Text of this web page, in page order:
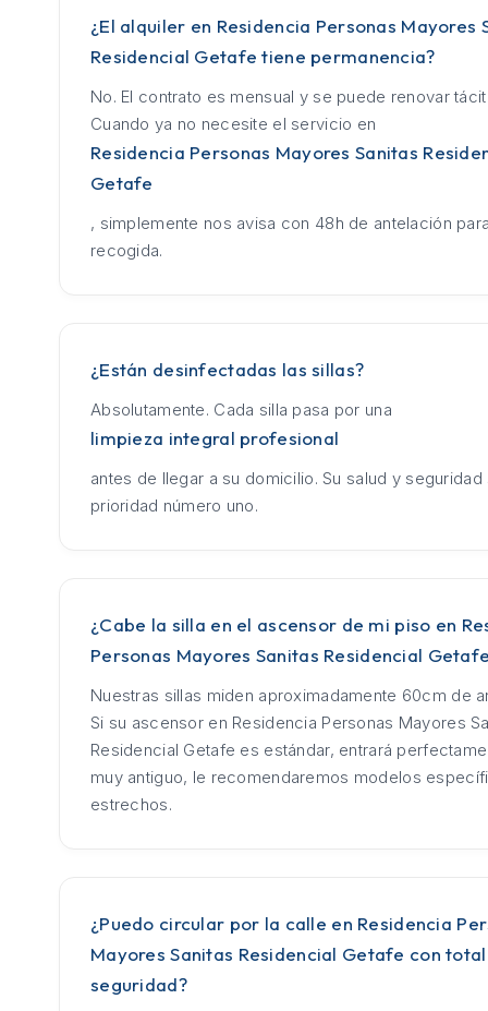
¿El alquiler en Residencia Personas Mayores
Residencial Getafe tiene permanencia?
No. El contrato es mensual y se puede renovar
Cuando ya no necesite el servicio en
Residencia Personas Mayores Sanitas
Getafe
, simplemente nos avisa con 48h de antelación
recogida.
¿Están desinfectadas las sillas?
Absolutamente. Cada silla pasa por una
limpieza integral profesional
antes de llegar a su domicilio. Su salud y seguridad
prioridad número uno.
¿Cabe la silla en el ascensor de mi piso en
Personas Mayores Sanitas Residencial
Nuestras sillas miden aproximadamente 60cm de
Si su ascensor en Residencia Personas Mayores
Residencial Getafe es estándar, entrará
muy antiguo, le recomendaremos modelos
estrechos.
¿Puedo circular por la calle en Residencia
Mayores Sanitas Residencial Getafe con total
seguridad?